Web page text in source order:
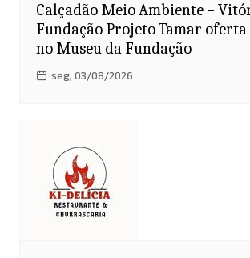
Calçadão Meio Ambiente –
Fundação Projeto Tamar
no Museu da Fundação
seg, 03/08/2026